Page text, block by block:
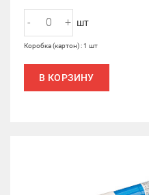
- + шт
Коробка (картон) : 1 шт
В КОРЗИНУ